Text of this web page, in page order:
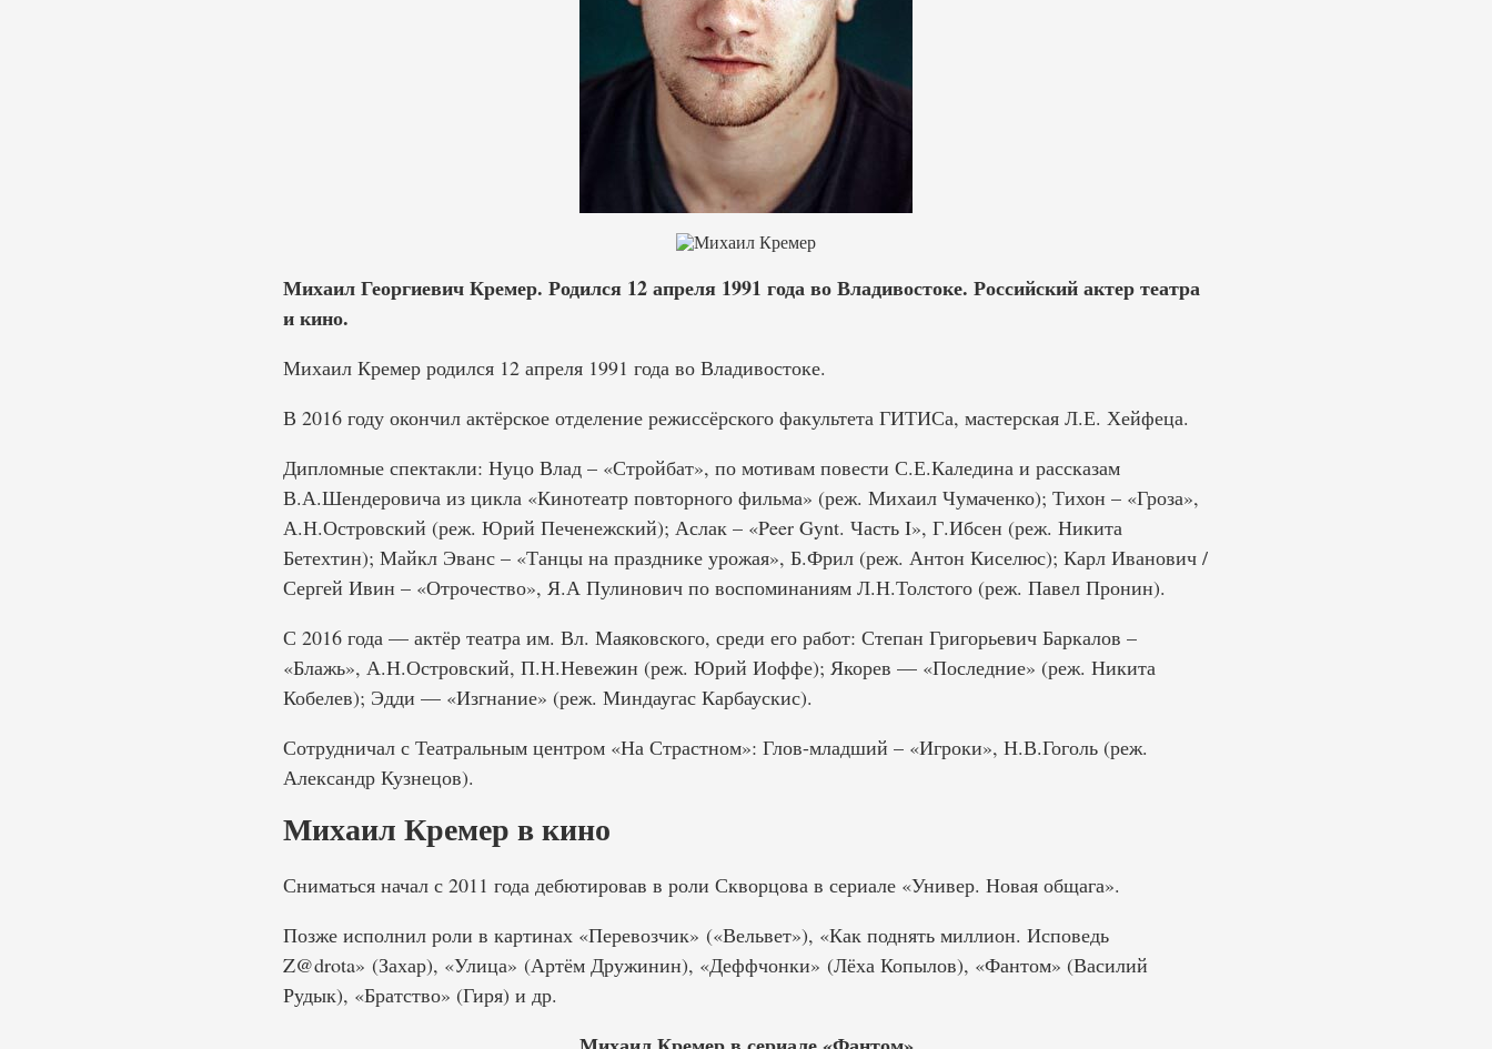
Михаил Георгиевич Кремер. Родился 12 апреля 1991 года во Владивостоке. Российский актер театра
и кино.
Михаил Кремер родился 12 апреля 1991 года во Владивостоке.
В 2016 году окончил актёрское отделение режиссёрского факультета ГИТИСа, мастерская Л.Е. Хейфеца.
Дипломные спектакли: Нуцо Влад – «Стройбат», по мотивам повести С.Е.Каледина и рассказам
В.А.Шендеровича из цикла «Кинотеатр повторного фильма» (реж. Михаил Чумаченко); Тихон – «Гроза»,
А.Н.Островский (реж. Юрий Печенежский); Аслак – «Peer Gynt. Часть I», Г.Ибсен (реж. Никита
Бетехтин); Майкл Эванс – «Танцы на празднике урожая», Б.Фрил (реж. Антон Киселюс); Карл Иванович /
Сергей Ивин – «Отрочество», Я.А Пулинович по воспоминаниям Л.Н.Толстого (реж. Павел Пронин).
С 2016 года — актёр театра им. Вл. Маяковского, среди его работ: Степан Григорьевич Баркалов –
«Блажь», А.Н.Островский, П.Н.Невежин (реж. Юрий Иоффе); Якорев — «Последние» (реж. Никита
Кобелев); Эдди — «Изгнание» (реж. Миндаугас Карбаускис).
Сотрудничал с Театральным центром «На Страстном»: Глов-младший – «Игроки», Н.В.Гоголь (реж.
Александр Кузнецов).
Михаил Кремер в кино
Сниматься начал с 2011 года дебютировав в роли Скворцова в сериале «Универ. Новая общага».
Позже исполнил роли в картинах «Перевозчик» («Вельвет»), «Как поднять миллион. Исповедь
Z@drota» (Захар), «Улица» (Артём Дружинин), «Деффчонки» (Лёха Копылов), «Фантом» (Василий
Рудык), «Братство» (Гиря) и др.